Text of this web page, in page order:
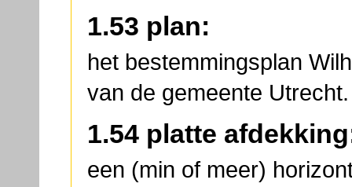
1.53 plan:
het bestemmingsplan
van de gemeente Utrecht.
1.54 platte
een (min of meer)